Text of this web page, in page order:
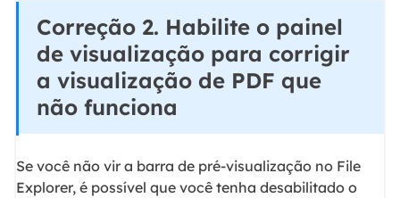
Correção 2. Habilite o painel
de visualização para corrigir
a visualização de PDF que
não funciona
Se você não vir a barra de pré-visualização no File
Explorer, é possível que você tenha desabilitado o